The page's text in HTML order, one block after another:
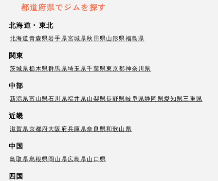
都道府県でジムを探す
北海道・東北
北海道青森県岩手県宮城県秋田県山形県福島県
関東
茨城県栃木県群馬県埼玉県千葉県東京都神奈川県
中部
新潟県富山県石川県福井県山梨県長野県岐阜県静岡県愛知県三重県
近畿
滋賀県京都府大阪府兵庫県奈良県和歌山県
中国
鳥取県島根県岡山県広島県山口県
四国